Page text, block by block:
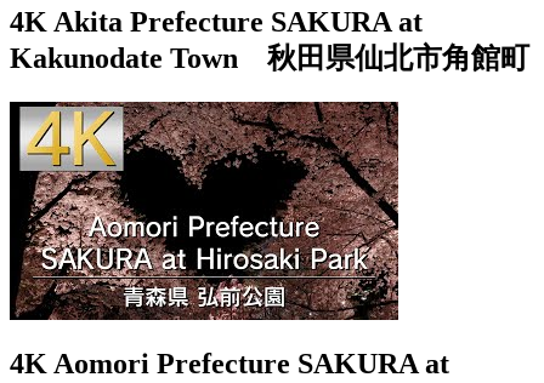
4K Akita Prefecture SAKURA at
Kakunodate Town 秋田県仙北市角館町
4K Aomori Prefecture SAKURA at